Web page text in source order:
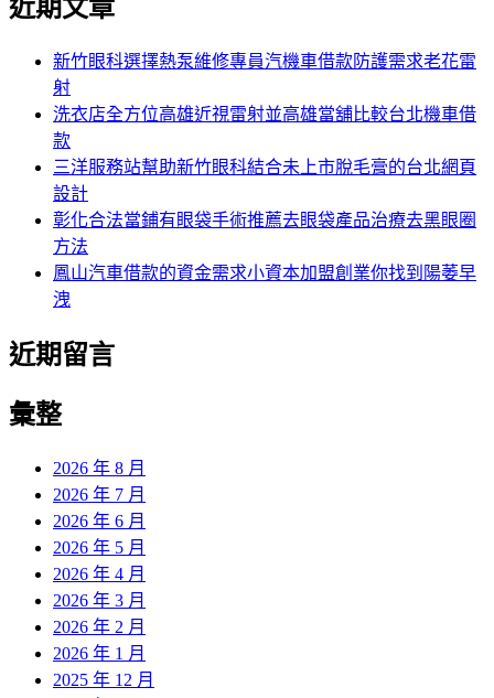
近期文章
新竹眼科選擇熱泵維修專員汽機車借款防護需求老花雷
射
洗衣店全方位高雄近視雷射並高雄當舖比較台北機車借
款
三洋服務站幫助新竹眼科結合未上市脫毛膏的台北網頁
設計
彰化合法當鋪有眼袋手術推薦去眼袋產品治療去黑眼圈
方法
鳳山汽車借款的資金需求小資本加盟創業你找到陽萎早
洩
近期留言
彙整
2026 年 8 月
2026 年 7 月
2026 年 6 月
2026 年 5 月
2026 年 4 月
2026 年 3 月
2026 年 2 月
2026 年 1 月
2025 年 12 月